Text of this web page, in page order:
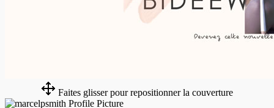
Faites glisser pour repositionner la couverture